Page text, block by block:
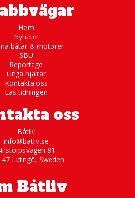
Hem
Nyheter
båtar & motorer
SBU
Reportage
Unga hjältar
Kontakta oss
Läs tidningen
oss
Båtliv
info@batliv.se
81
47 Lidingö, Sweden
Båtliv